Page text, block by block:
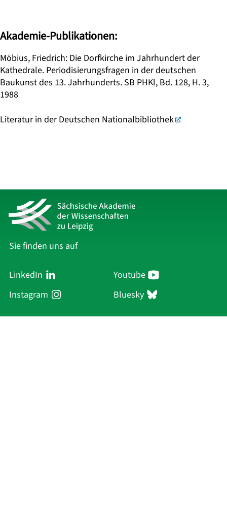
Akademie-Publikationen:
Möbius, Friedrich: Die Dorfkirche im Jahrhundert der
Kathedrale. Periodisierungsfragen in der deutschen
Baukunst des 13. Jahrhunderts. SB PHKl, Bd. 128, H. 3,
1988
Literatur in der Deutschen Nationalbibliothek
Sie finden uns auf
LinkedIn
Youtube
Instagram
Bluesky